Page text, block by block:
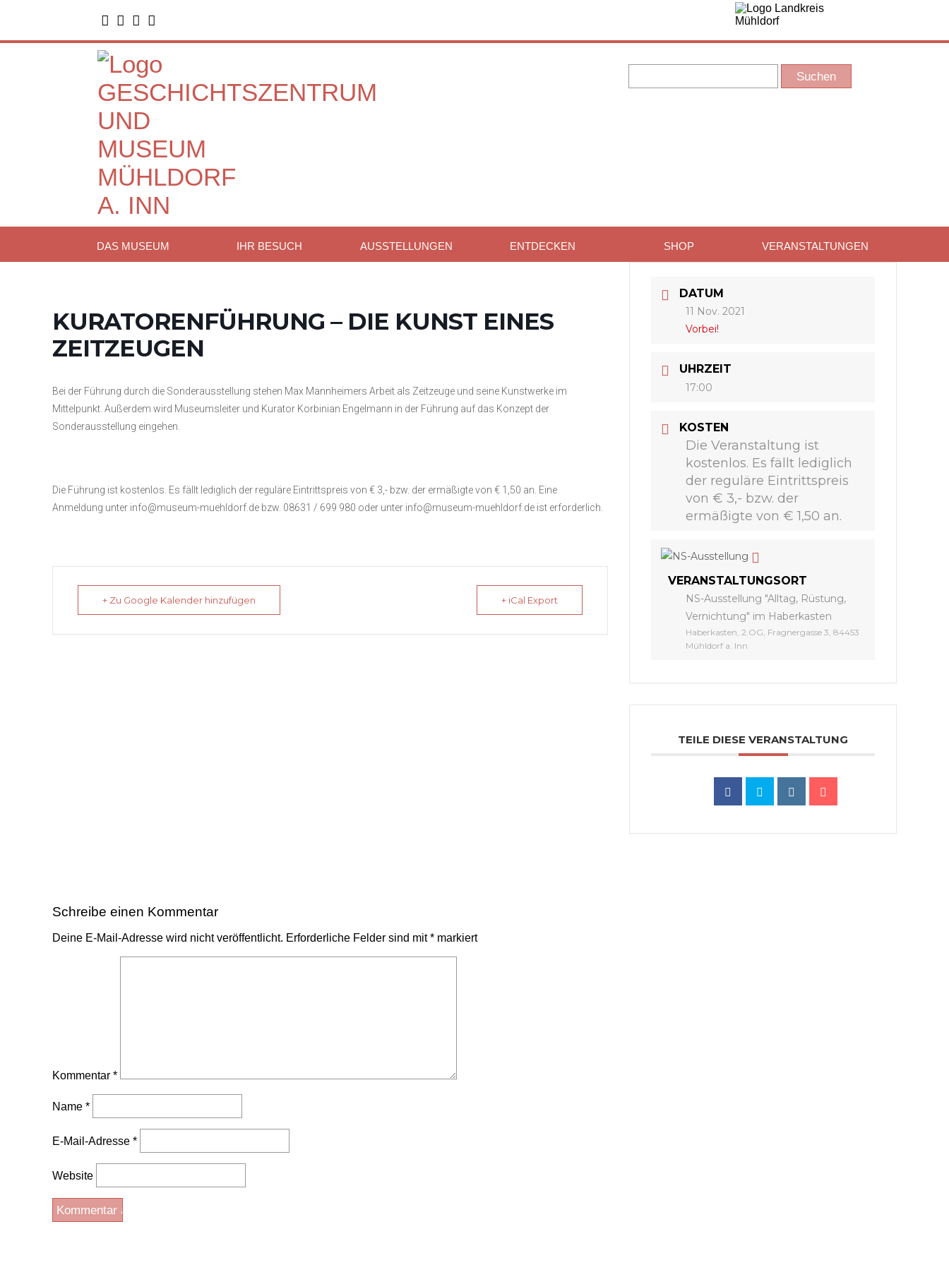
   
DAS MUSEUM IHR BESUCH AUSSTELLUNGEN ENTDECKEN SHOP VERANSTALTUNGEN
KURATORENFÜHRUNG – DIE KUNST EINES
ZEITZEUGEN
Bei der Führung durch die Sonderausstellung stehen Max Mannheimers Arbeit als Zeitzeuge und seine Kunstwerke im
Mittelpunkt. Außerdem wird Museumsleiter und Kurator Korbinian Engelmann in der Führung auf das Konzept der
Sonderausstellung eingehen.
Die Führung ist kostenlos. Es fällt lediglich der reguläre Eintrittspreis von € 3,- bzw. der ermäßigte von € 1,50 an. Eine
Anmeldung unter info@museum-muehldorf.de bzw. 08631 / 699 980 oder unter info@museum-muehldorf.de ist erforderlich.
+ Zu Google Kalender hinzufügen + iCal Export
DATUM
11 Nov. 2021
Vorbei!
UHRZEIT
17:00
KOSTEN
Die Veranstaltung ist
kostenlos. Es fällt lediglich
der reguläre Eintrittspreis
von € 3,- bzw. der
ermäßigte von € 1,50 an.
VERANSTALTUNGSORT
NS-Ausstellung "Alltag, Rüstung,
Vernichtung" im Haberkasten
Haberkasten, 2.OG, Fragnergasse 3, 84453
Mühldorf a. Inn
TEILE DIESE VERANSTALTUNG
Schreibe einen Kommentar
Deine E-Mail-Adresse wird nicht veröffentlicht. Erforderliche Felder sind mit* markiert
Kommentar *
Name *
E-Mail-Adresse *
Website